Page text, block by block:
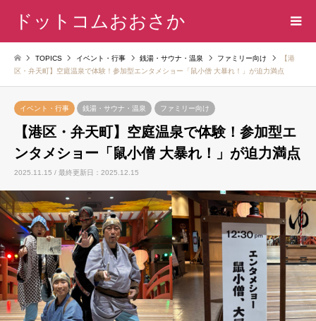
ドットコムおおさか
TOPICS イベント・行事 銭湯・サウナ・温泉 ファミリー向け
【港
区・弁天町】空庭温泉で体験！参加型エンタメショー「鼠小僧 大暴れ！」が迫力満点
イベント・行事 銭湯・サウナ・温泉 ファミリー向け
【港区・弁天町】空庭温泉で体験！参加型エ
ンタメショー「鼠小僧 大暴れ！」が迫力満点
2025.11.15 / 最終更新日：2025.12.15